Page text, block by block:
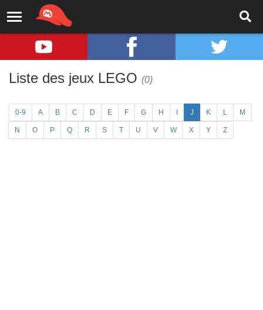
Liste des jeux LEGO (0)
0-9 A B C D E F G H J K L M
N O P Q R S T U V W X Y Z